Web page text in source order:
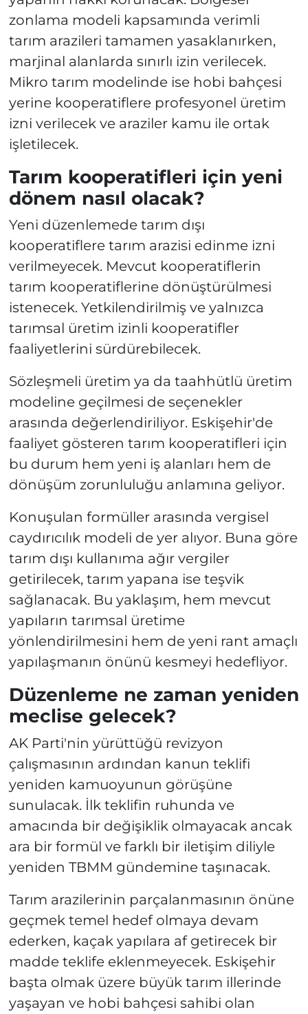
zonlama modeli kapsamında verimli
tarım arazileri tamamen yasaklanırken,
marjinal alanlarda sınırlı izin verilecek.
Mikro tarım modelinde ise hobi bahçesi
yerine kooperatiflere profesyonel üretim
izni verilecek ve araziler kamu ile ortak
işletilecek.
Tarım kooperatifleri için yeni
dönem nasıl olacak?
Yeni düzenlemede tarım dışı
kooperatiflere tarım arazisi edinme izni
verilmeyecek. Mevcut kooperatiflerin
tarım kooperatiflerine dönüştürülmesi
istenecek. Yetkilendirilmiş ve yalnızca
tarımsal üretim izinli kooperatifler
faaliyetlerini sürdürebilecek.
Sözleşmeli üretim ya da taahhütlü üretim
modeline geçilmesi de seçenekler
arasında değerlendiriliyor. Eskişehir'de
faaliyet gösteren tarım kooperatifleri için
bu durum hem yeni iş alanları hem de
dönüşüm zorunluluğu anlamına geliyor.
Konuşulan formüller arasında vergisel
caydırıcılık modeli de yer alıyor. Buna göre
tarım dışı kullanıma ağır vergiler
getirilecek, tarım yapana ise teşvik
sağlanacak. Bu yaklaşım, hem mevcut
yapıların tarımsal üretime
yönlendirilmesini hem de yeni rant amaçlı
yapılaşmanın önünü kesmeyi hedefliyor.
Düzenleme ne zaman yeniden
meclise gelecek?
AK Parti'nin yürüttüğü revizyon
çalışmasının ardından kanun teklifi
yeniden kamuoyunun görüşüne
sunulacak. İlk teklifin ruhunda ve
amacında bir değişiklik olmayacak ancak
ara bir formül ve farklı bir iletişim diliyle
yeniden TBMM gündemine taşınacak.
Tarım arazilerinin parçalanmasının önüne
geçmek temel hedef olmaya devam
ederken, kaçak yapılara af getirecek bir
madde teklife eklenmeyecek. Eskişehir
başta olmak üzere büyük tarım illerinde
yaşayan ve hobi bahçesi sahibi olan